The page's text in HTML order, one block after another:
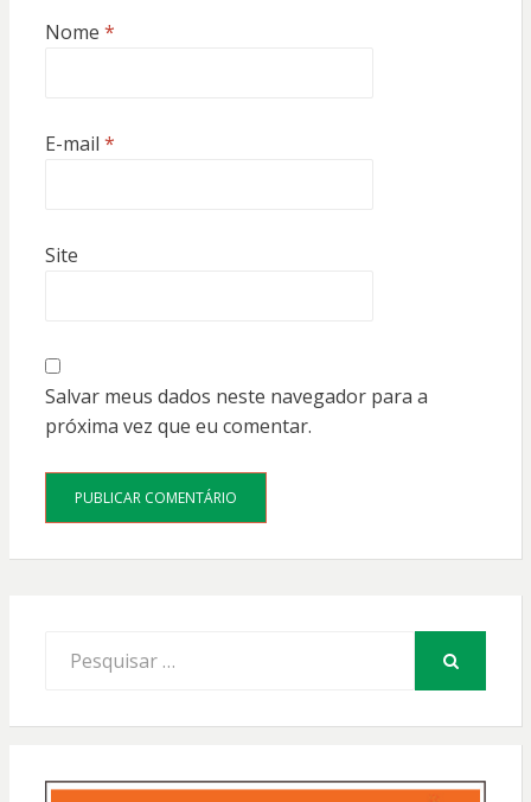
Nome *
E-mail *
Site
Salvar meus dados neste navegador para a
próxima vez que eu comentar.
por: